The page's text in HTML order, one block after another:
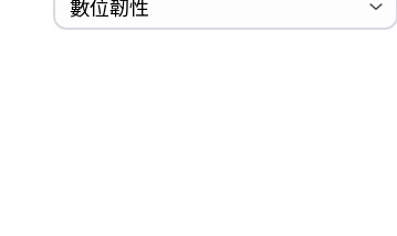
Logjam&Freak
巡迴研討會
CCOE資安實戰人才培育計畫成果簡
介
資安人才培訓服務網
資安系列競賽網站
數位韌性